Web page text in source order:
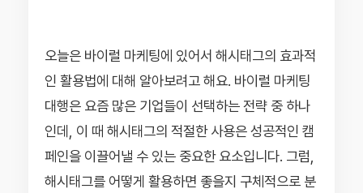
오늘은 바이럴 마케팅에 있어서 해시태그의 효과적
인 활용법에 대해 알아보려고 해요. 바이럴 마케팅
대행은 요즘 많은 기업들이 선택하는 전략 중 하나
인데, 이 때 해시태그의 적절한 사용은 성공적인 캠
페인을 이끌어낼 수 있는 중요한 요소입니다. 그럼,
해시태그를 어떻게 활용하면 좋을지 구체적으로 분